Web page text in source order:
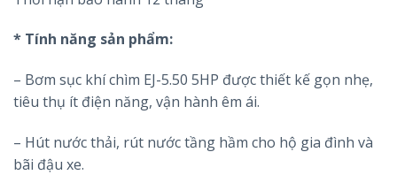
* Tính năng sản phẩm:
– Bơm sục khí chìm EJ-5.50 5HP được thiết kế gọn nhẹ,
tiêu thụ ít điện năng, vận hành êm ái.
– Hút nước thải, rút nước tầng hầm cho hộ gia đình và
bãi đậu xe.